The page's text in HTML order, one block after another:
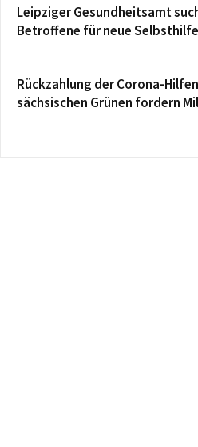
Leipziger Gesundheitsamt
Betroffene für neue
Rückzahlung der Corona-
sächsischen Grünen fordern